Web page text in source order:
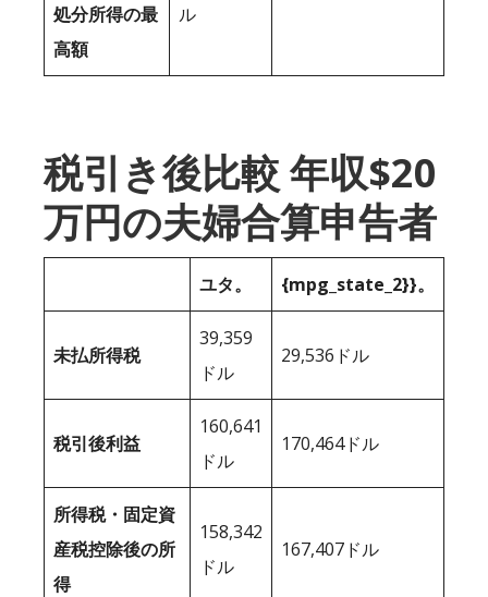
処分所得の最
高額
ル
税引き後比較 年収$20
万円の夫婦合算申告者
ユタ。 {mpg_state_2}}。
未払所得税
39,359
ドル
29,536ドル
税引後利益
160,641
ドル
170,464ドル
所得税・固定資
産税控除後の所
得
158,342
ドル
167,407ドル